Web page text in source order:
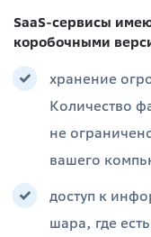
SaaS-сервисы
коробочными
хранение
Количество
не
вашего
доступ к
шара, где